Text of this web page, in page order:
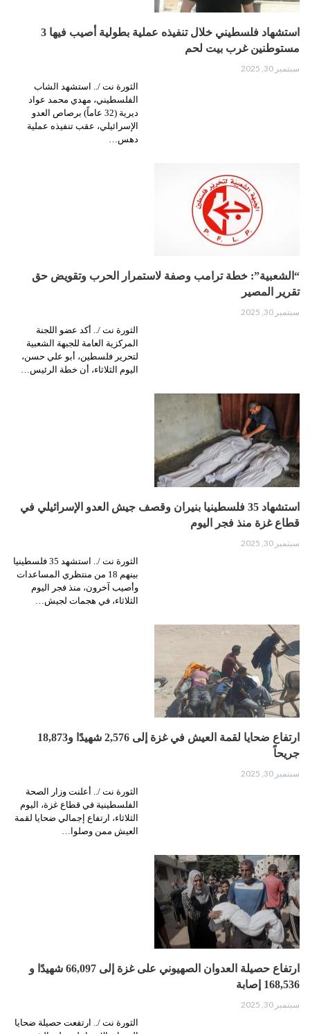
استشهاد فلسطيني خلال تنفيذه عملية بطولية أصيب فيها 3
مستوطنين غرب بيت لحم
سبتمبر 30, 2025
الثورة نت /.. استشهد الشاب
الفلسطيني، مهدي محمد عواد
ديرية (32 عاماً) برصاص العدو
الإسرائيلي، عقب تنفيذه عملية
دهس…
“الشعبية”: خطة ترامب وصفة لاستمرار الحرب وتقويض حق
تقرير المصير
سبتمبر 30, 2025
الثورة نت /.. أكد عضو اللجنة
المركزية العامة للجبهة الشعبية
لتحرير فلسطين، أبو علي حسن،
اليوم الثلاثاء، أن خطة الرئيس…
استشهاد 35 فلسطينيا بنيران وقصف جيش العدو الإسرائيلي في
قطاع غزة منذ فجر اليوم
سبتمبر 30, 2025
الثورة نت /.. استشهد 35 فلسطينيا
بينهم 18 من منتظري المساعدات
وأصيب آخرون، منذ فجر اليوم
الثلاثاء، في هجمات لجيش…
ارتفاع ضحايا لقمة العيش في غزة إلى 2,576 شهيدًا و18,873
جريحاً
سبتمبر 30, 2025
الثورة نت /.. أعلنت وزار الصحة
الفلسطينية في قطاع غزة، اليوم
الثلاثاء، ارتفاع إجمالي ضحايا لقمة
العيش ممن وصلوا…
ارتفاع حصيلة العدوان الصهيوني على غزة إلى 66,097 شهيدًا و
168,536 إصابة
سبتمبر 30, 2025
الثورة نت /.. ارتفعت حصيلة ضحايا